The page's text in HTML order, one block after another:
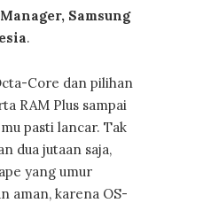
Samsung
.
Core dan pilihan
RAM Plus sampai
pasti lancar. Tak
dua jutaan saja,
yang umur
aman, karena OS-